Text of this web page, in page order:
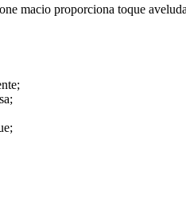
macio proporciona toque